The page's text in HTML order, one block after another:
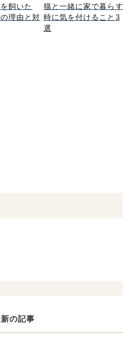
飼いた
理由と対
猫と一緒に家で暮らす
時に気を付けること3
選
の記事